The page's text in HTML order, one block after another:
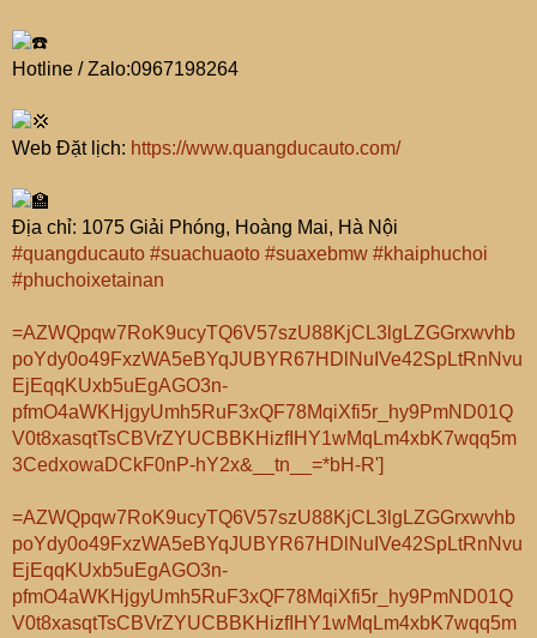
Hotline / Zalo:0967198264
Web Đặt lịch: https://www.quangducauto.com/
Địa chỉ: 1075 Giải Phóng, Hoàng Mai, Hà Nội
#quangducauto #suachuaoto #suaxebmw #khaiphuchoi
#phuchoixetainan
=AZWQpqw7RoK9ucyTQ6V57szU88KjCL3lgLZGGrxwvhb
poYdy0o49FxzWA5eBYqJUBYR67HDlNuIVe42SpLtRnNvu
EjEqqKUxb5uEgAGO3n-
pfmO4aWKHjgyUmh5RuF3xQF78MqiXfi5r_hy9PmND01Q
V0t8xasqtTsCBVrZYUCBBKHizfIHY1wMqLm4xbK7wqq5m
3CedxowaDCkF0nP-hY2x&__tn__=*bH-R']
=AZWQpqw7RoK9ucyTQ6V57szU88KjCL3lgLZGGrxwvhb
poYdy0o49FxzWA5eBYqJUBYR67HDlNuIVe42SpLtRnNvu
EjEqqKUxb5uEgAGO3n-
pfmO4aWKHjgyUmh5RuF3xQF78MqiXfi5r_hy9PmND01Q
V0t8xasqtTsCBVrZYUCBBKHizfIHY1wMqLm4xbK7wqq5m